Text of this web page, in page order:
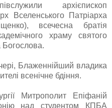
архієпископ
Вселенського Патріарха
всечесна братія
храму святого
Богослова.
Блаженнійший владика
всенічне бдіння.
Митрополит Епіфаній
над студентом КПБА